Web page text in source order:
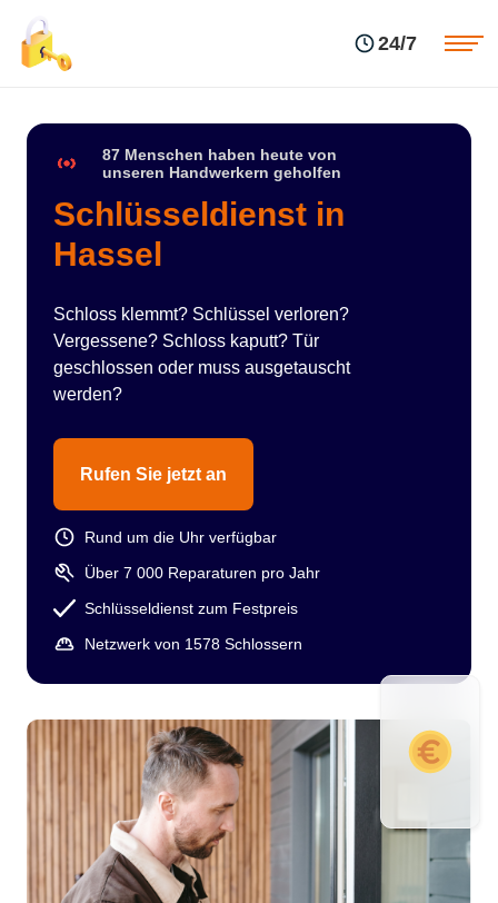
24/7
87 Menschen haben heute von
unseren Handwerkern geholfen
Schlüsseldienst in
Hassel
Schloss klemmt? Schlüssel verloren?
Vergessene? Schloss kaputt? Tür
geschlossen oder muss ausgetauscht
werden?
Rufen Sie jetzt an
Rund um die Uhr verfügbar
Über 7 000 Reparaturen pro Jahr
Schlüsseldienst zum Festpreis
Netzwerk von 1578 Schlossern